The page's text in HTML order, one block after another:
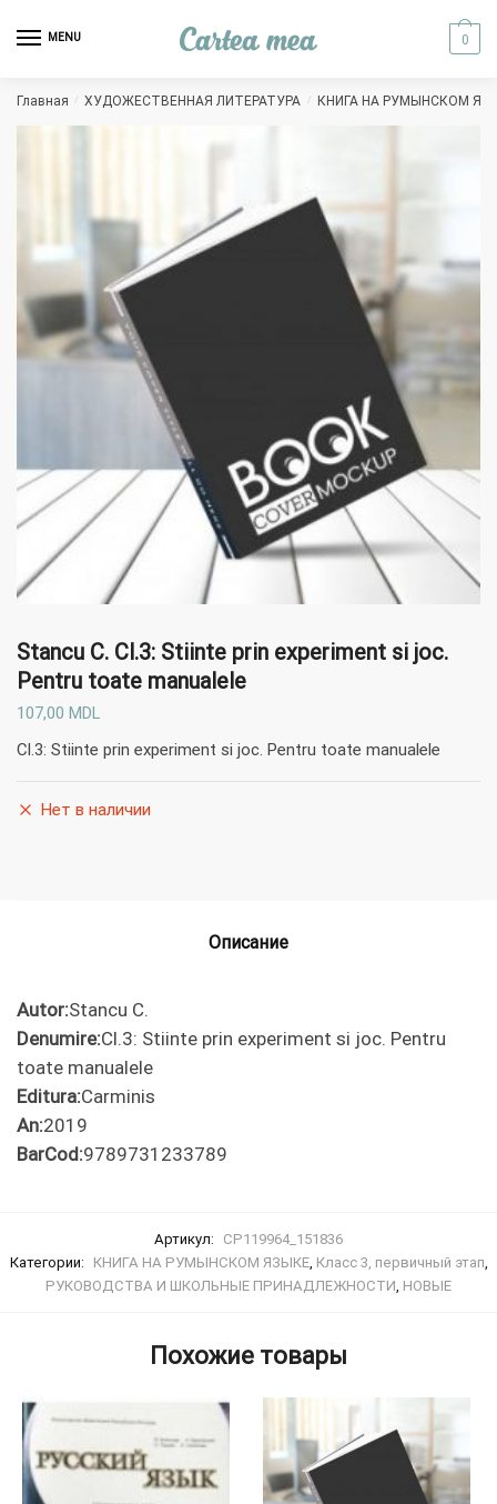
MENU 0
Главная / ХУДОЖЕСТВЕННАЯ ЛИТЕРАТУРА / КНИГА НА РУМЫНСКОМ
Stancu C. Cl.3: Stiinte prin experiment si joc.
Pentru toate manualele
107,00 MDL
Cl.3: Stiinte prin experiment si joc. Pentru toate manualele
Нет в наличии
Описание
Autor:Stancu C.
Denumire:Cl.3: Stiinte prin experiment si joc. Pentru
toate manualele
Editura:Carminis
An:2019
BarCod:9789731233789
Артикул:
CP119964_151836
Категории:
КНИГА НА РУМЫНСКОМ ЯЗЫКЕ, Класс 3, первичный этап
РУКОВОДСТВА И ШКОЛЬНЫЕ ПРИНАДЛЕЖНОСТИ НОВЫE
Похожие товары